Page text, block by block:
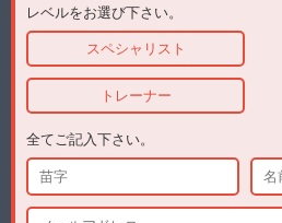
レベルをお選び下さい。
スペシャリスト
トレーナー
全てご記入下さい。